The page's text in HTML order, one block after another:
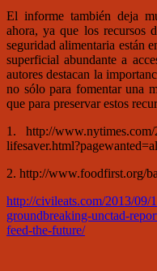
El informe también deja
ahora, ya que los recursos
seguridad alimentaria están
superficial abundante a
autores destacan la
no sólo para fomentar una
que para preservar estos
1. http://www.nytimes.com/
2. http://www.foodfirst.org/
http://civileats.com/2013/09/
groundbreaking-unctad-
feed-the-future/